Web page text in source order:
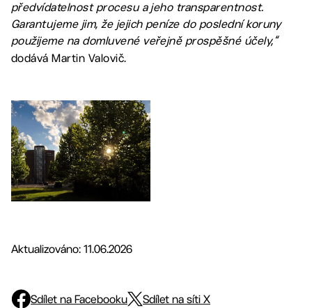
předvídatelnost procesu a jeho transparentnost.
Garantujeme jim, že jejich peníze do poslední koruny
použijeme na domluvené veřejně prospěšné účely,“
dodává Martin Valovič.
Aktualizováno: 11.06.2026
Sdílet na Facebooku Sdílet na síti X